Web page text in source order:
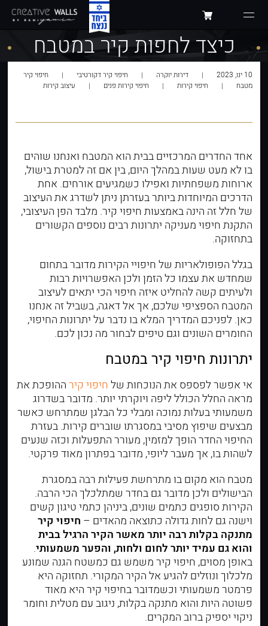
כיצד לחפות קיר במטבח
10 ינו, 2023 דירות יוקרה חיפוי קיר דקורטיבי
חיפוי קיר
מטבח
חיפוי קירות חיפוי קירות פנים עיצוב קירות
אחד החדרים המרכזיים בבית הוא המטבח ואנחנו שוהים
בו לא מעט שעות במהלך היום, בין אם זה למטרת בישול,
ארוחות משפחתיות ואפילו כשמגיעים אורחים. אחת
הדרכים המיוחדות ביותר בעזרתן ניתן לשדרג את העיצוב
של חלל זה הינה באמצעות חיפוי קיר. מלבד הפן העיצובי,
התקנת חיפוי מעניקה יתרונות רבים נוספים הקשורים
בתחזוקה.
בגלל הפופולאריות של חיפויי הקירות מדובר בתחום
שמחדש את עצמו כל הזמן ולכן האפשרויות רבות
ולעיתים קשה להחליט איזה חיפוי הכי יתאים לעיצוב
המטבח הספציפי שלכם, אך אל דאגה, בשביל זה אנחנו
כאן. לפניכם המדריך המלא בו נדבר על יתרונות החיפוי,
החומרים השונים וגם טיפים לבחור מה נכון לכם.
יתרונות חיפוי קיר במטבח
אי אפשר לפספס את הנוכחות שלחיפוי קירההופכת את
מראה החלל הכולל ליפה ויוקרתי יותר. מדובר בשדרוג
משמעותי בעלות נמוכה ומבלי כל הבלגן שמתרחש כאשר
מבצעים שיפוץ מסיבי במסגרתו שוברים קירות. בעזרת
החיפוי החדר הופך למזמין, מעורר התפעלות וכזה שנעים
לשהות בו, אך מעבר ליופי, מדובר בפתרון מאוד פרקטי.
מטבח הוא מקום בו מתרחשת פעילות רבה במסגרת
הבישולים ולכן מדובר גם בחדר שמתלכלך הכי הרבה.
הקירות סופגים כתמים שונים, ביניהן כתמי טיגון קשים
וישנה גם לחות גדולה כתוצאה מהאדים – חיפוי קיר
מתנקה בקלות רבה יותר מאשר הקיר הרגיל בבית
והוא גם עמיד יותר לחום ולחות, והפער משמעותי.
באופן מסוים, חיפוי קיר משמש גם כמשטח הגנה שמונע
מלכלוך ונוזלים להגיע אל הקיר המקורי. תחזוקה היא
פרמטר משמעותי וכשמדובר בחיפוי קיר היא מאוד
פשוטה היות והוא מתנקה בקלות, ניגוב עם מטלית וחומר
ניקוי יספיק ברוב המקרים.